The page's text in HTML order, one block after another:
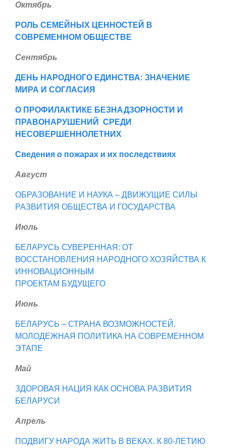
Октябрь
РОЛЬ СЕМЕЙНЫХ ЦЕННОСТЕЙ В
СОВРЕМЕННОМ ОБЩЕСТВЕ
Сентябрь
ДЕНЬ НАРОДНОГО ЕДИНСТВА: ЗНАЧЕНИЕ
МИРА И СОГЛАСИЯ
О ПРОФИЛАКТИКЕ БЕЗНАДЗОРНОСТИ И
ПРАВОНАРУШЕНИЙ
СРЕДИ
НЕСОВЕРШЕННОЛЕТНИХ
Сведения о пожарах и их последствиях
Август
ОБРАЗОВАНИЕ И НАУКА – ДВИЖУЩИЕ СИЛЫ
РАЗВИТИЯ ОБЩЕСТВА И ГОСУДАРСТВА
Июль
БЕЛАРУСЬ СУВЕРЕННАЯ: ОТ
ВОССТАНОВЛЕНИЯ НАРОДНОГО ХОЗЯЙСТВА К
ИННОВАЦИОННЫМ
ПРОЕКТАМ БУДУЩЕГО
Июнь
БЕЛАРУСЬ – СТРАНА ВОЗМОЖНОСТЕЙ.
МОЛОДЕЖНАЯ ПОЛИТИКА НА СОВРЕМЕННОМ
ЭТАПЕ
Май
ЗДОРОВАЯ НАЦИЯ КАК ОСНОВА РАЗВИТИЯ
БЕЛАРУСИ
Апрель
ПОДВИГУ НАРОДА ЖИТЬ В ВЕКАХ. К 80-ЛЕТИЮ